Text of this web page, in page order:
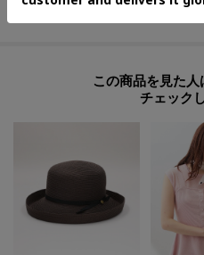
さらに10%OFF さらに
この商品を見た
チェック